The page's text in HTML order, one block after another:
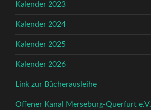
Kalender 2023
Kalender 2024
Kalender 2025
Kalender 2026
Link zur Bücherausleihe
Offener Kanal Merseburg-Querfurt e.V.